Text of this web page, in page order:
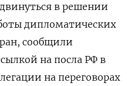
в решении
дипломатических
сообщили
на посла РФ в
на переговорах